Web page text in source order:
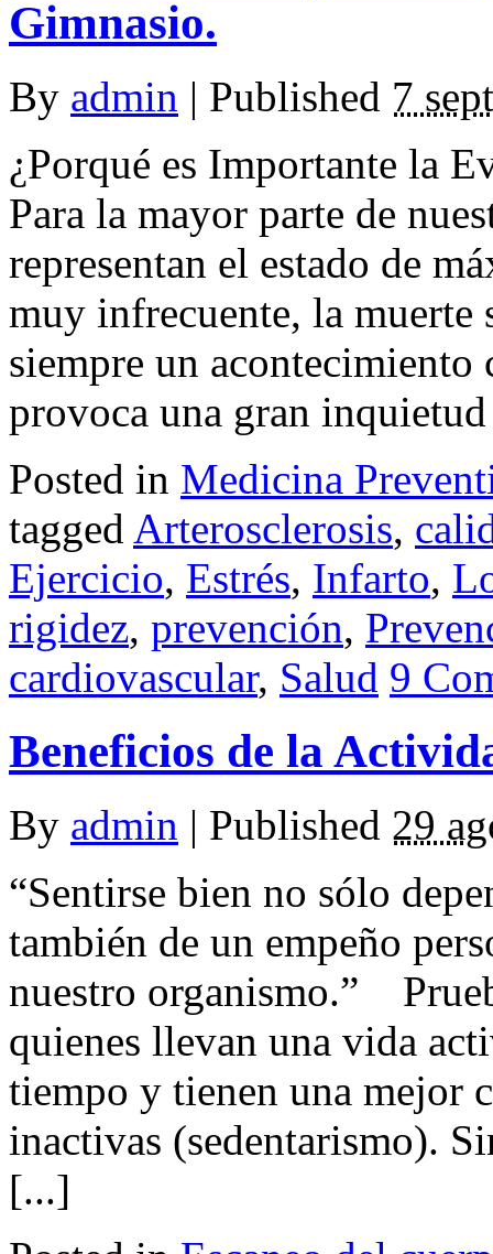
Gimnasio.
By admin | Published 7
¿Porqué es Importante la
Para la mayor parte de
representan el estado de
muy infrecuente, la muerte
siempre un
provoca una gran
Posted in Medicina
tagged Arterosclerosis,
Ejercicio, Estrés, Infarto,
rigidez, prevención,
cardiovascular, Salud 9
Beneficios de la
By admin | Published 29
“Sentirse bien no sólo
también de un empeño
nuestro organismo.”
quienes llevan una vida
tiempo y tienen una mejor
inactivas (sedentarismo).
[...]